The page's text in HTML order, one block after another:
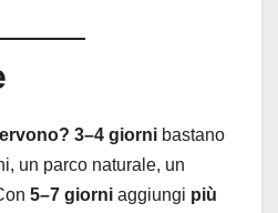
3–4 giorni bastano
un parco naturale, un
5–7 giorni aggiungi più